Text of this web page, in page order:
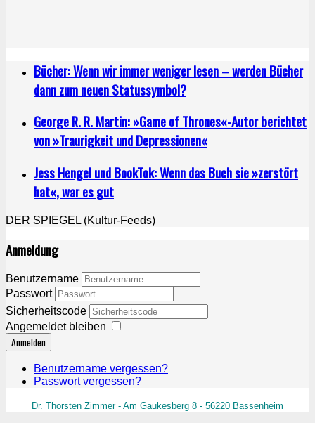
Bücher: Wenn wir immer weniger lesen – werden Bücher
dann zum neuen Statussymbol?
George R. R. Martin: »Game of Thrones«-Autor berichtet
von »Traurigkeit und Depressionen«
Jess Hengel und BookTok: Wenn das Buch sie »zerstört
hat«, war es gut
DER SPIEGEL (Kultur-Feeds)
Anmeldung
Benutzername
Passwort
Sicherheitscode
Angemeldet bleiben
Anmelden
Benutzername vergessen?
Passwort vergessen?
Dr. Thorsten Zimmer - Am Gaukesberg 8 - 56220 Bassenheim